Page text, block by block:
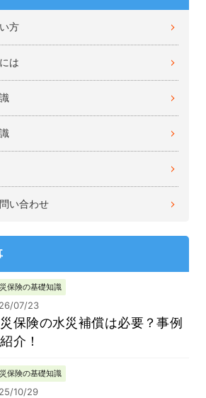
方
は
い合わせ
保険の基礎知識
07/23
保険の水災補償は必要？事例
介！
保険の基礎知識
10/29